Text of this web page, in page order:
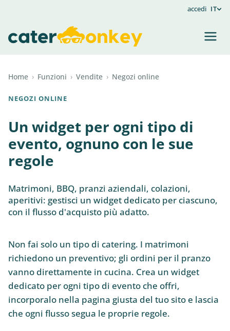
accedi IT
Home › Funzioni › Vendite › Negozi online
NEGOZI ONLINE
Un widget per ogni tipo di
evento, ognuno con le sue
regole
Matrimoni, BBQ, pranzi aziendali, colazioni,
aperitivi: gestisci un widget dedicato per ciascuno,
con il flusso d'acquisto più adatto.
Non fai solo un tipo di catering. I matrimoni
richiedono un preventivo; gli ordini per il pranzo
vanno direttamente in cucina. Crea un widget
dedicato per ogni tipo di evento che offri,
incorporalo nella pagina giusta del tuo sito e lascia
che ogni flusso segua le proprie regole.